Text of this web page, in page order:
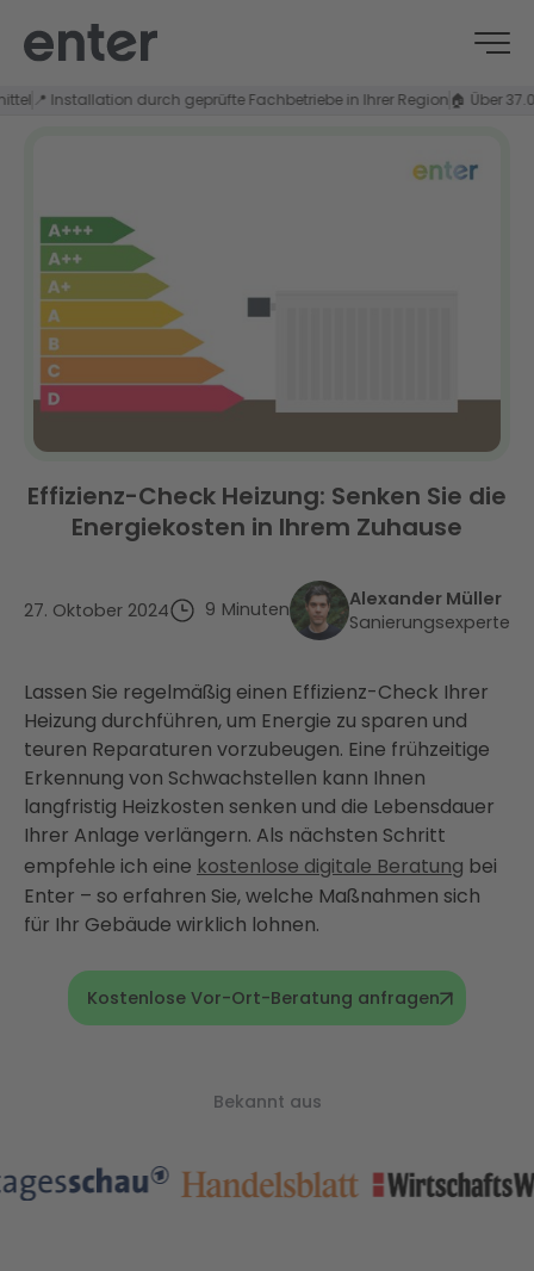
Installation durch geprüfte Fachbetriebe in Ihrer Region🏠 Über 37.000
Effizienz-Check Heizung: Senken Sie die
Energiekosten in Ihrem Zuhause
27. Oktober 2024 9 Minuten
Alexander Müller
Sanierungsexperte
Lassen Sie regelmäßig einen Effizienz-Check Ihrer
Heizung durchführen, um Energie zu sparen und
teuren Reparaturen vorzubeugen. Eine frühzeitige
Erkennung von Schwachstellen kann Ihnen
langfristig Heizkosten senken und die Lebensdauer
Ihrer Anlage verlängern. Als nächsten Schritt
empfehle ich eine kostenlose digitale Beratung bei
Enter – so erfahren Sie, welche Maßnahmen sich
für Ihr Gebäude wirklich lohnen.
Kostenlose Vor-Ort-Beratung anfragen
Bekannt aus